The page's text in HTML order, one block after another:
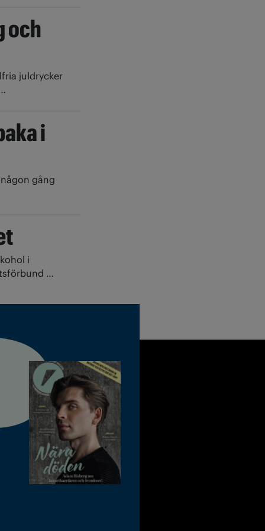
och
juldrycker
i
gång
i
…